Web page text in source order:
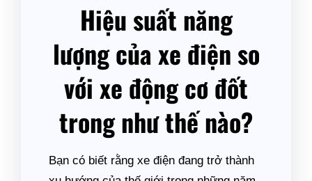
Hiệu suất năng
lượng của xe điện so
với xe động cơ đốt
trong như thế nào?
Bạn có biết rằng xe điện đang trở thành